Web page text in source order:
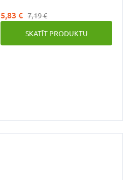
sliktu pašsajūtu (vemšanu,
reiboni) braucot
transportlīdzeklī, ceļojot ar
lidmašīnu.
5,83 € 7,19 €
SKATĪT PRODUKTU